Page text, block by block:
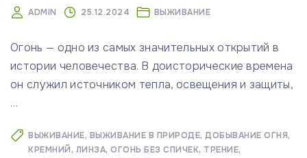
ADMIN 25.12.2024 ВЫЖИВАНИЕ
Огонь — одно из самых значительных открытий в
истории человечества. В доисторические времена
он служил источником тепла, освещения и защиты,
…
ВЫЖИВАНИЕ ВЫЖИВАНИЕ В ПРИРОДЕ ДОБЫВАНИЕ ОГНЯ
КРЕМНИЙ ЛИНЗА ОГОНЬ БЕЗ СПИЧЕК ТРЕНИЕ